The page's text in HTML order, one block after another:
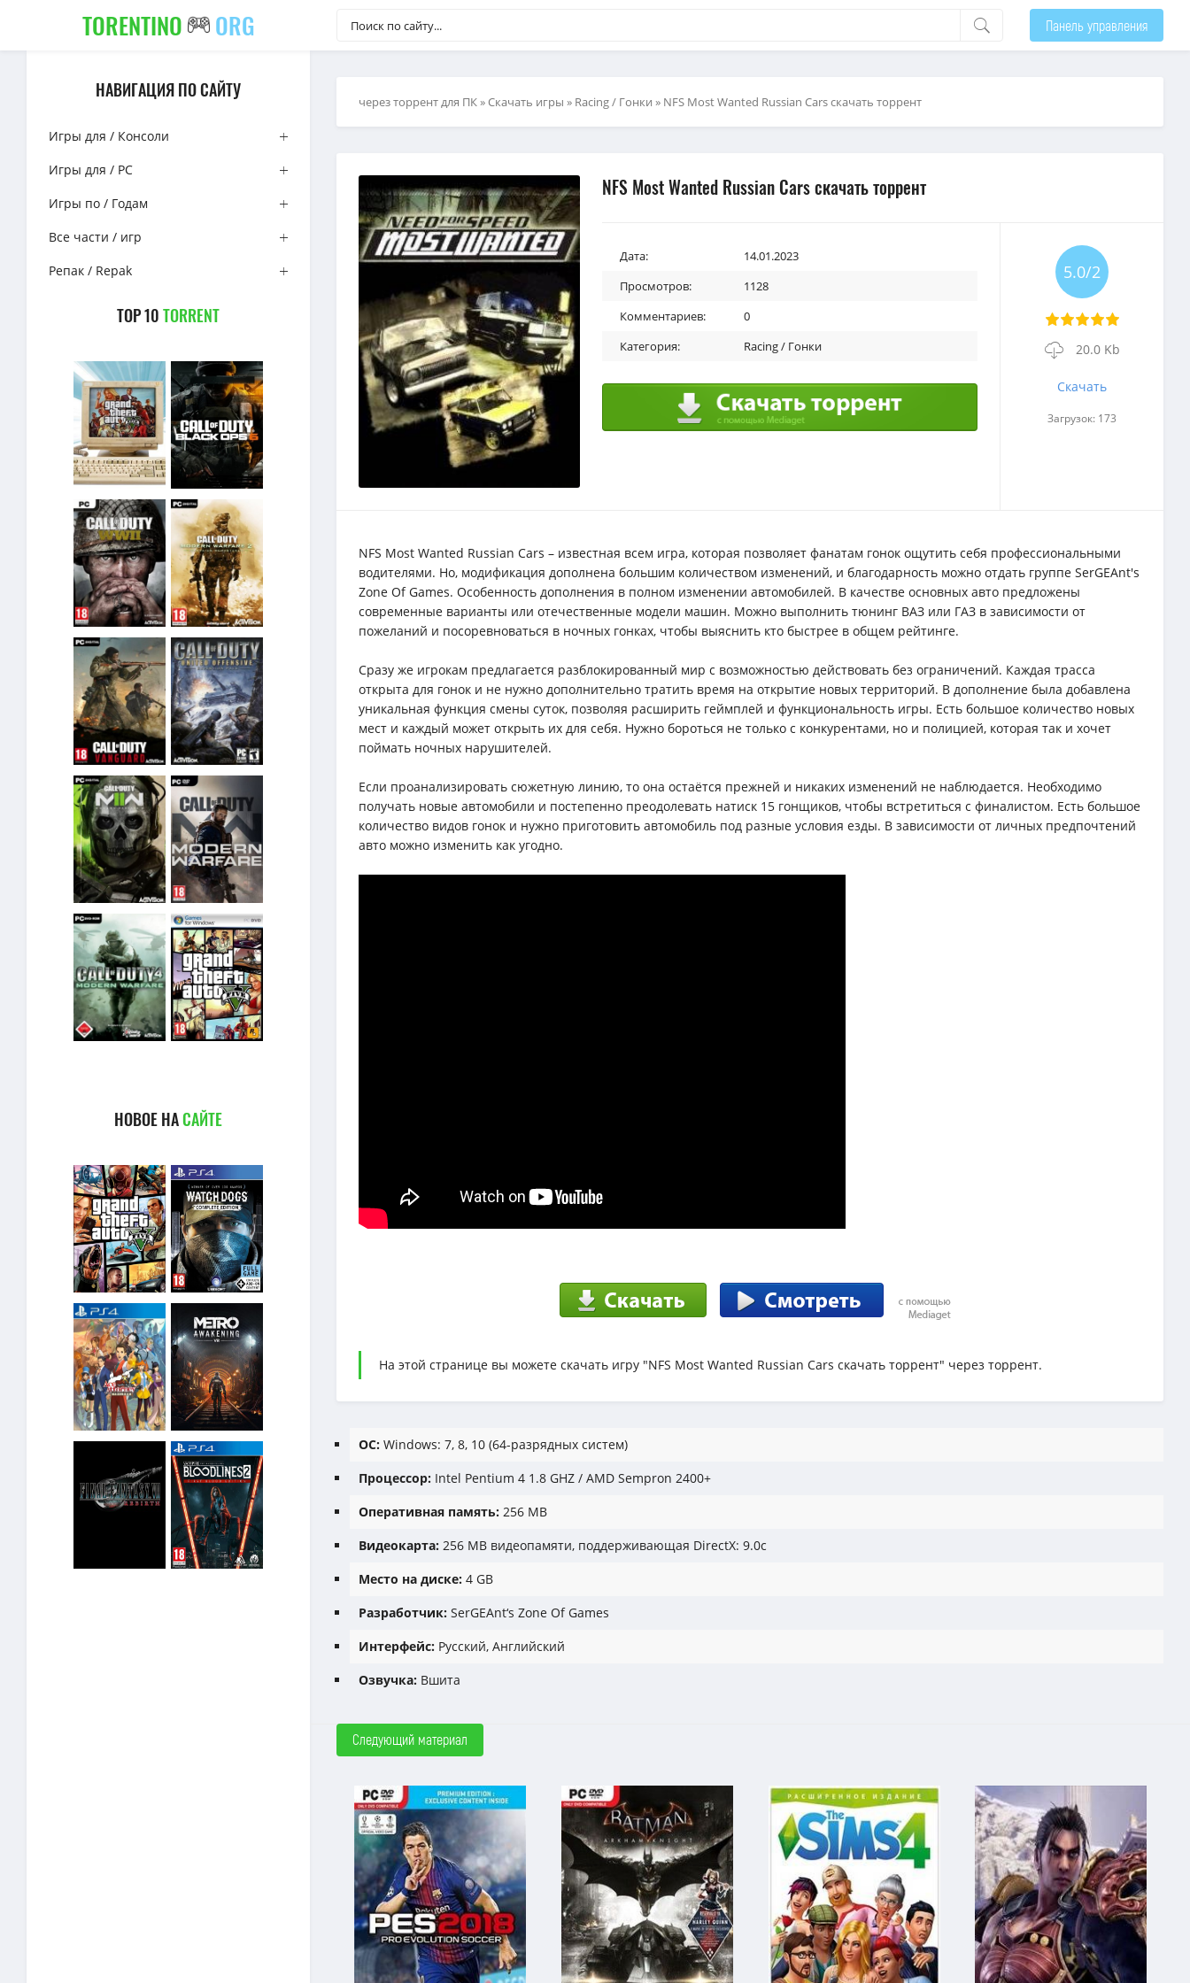
TORENTINO ORG Панель управления
НАВИГАЦИЯ ПО САЙТУ
Игры для / Консоли
Игры для / PC
Игры по / Годам
Все части / игр
Репак / Repak
TOP 10TORRENT
НОВОЕ НАСАЙТЕ
через торрент для ПК»Скачать игры » Racing / Гонки » NFS Most Wanted Russian Cars скачать торрент
NFS Most Wanted Russian Cars скачать торрент
Дата:
14.01.2023
Просмотров:
1128
Комментариев:
0
Категория:
Racing / Гонки
5.0/2
20.0 Kb
Скачать
Загрузок: 173
NFS Most Wanted Russian Cars – известная всем игра, которая позволяет фанатам гонок ощутить себя профессиональными
водителями. Но, модификация дополнена большим количеством изменений, и благодарность можно отдать группе SerGEAnt's
Zone Of Games. Особенность дополнения в полном изменении автомобилей. В качестве основных авто предложены
современные варианты или отечественные модели машин. Можно выполнить тюнинг ВАЗ или ГАЗ в зависимости от
пожеланий и посоревноваться в ночных гонках, чтобы выяснить кто быстрее в общем рейтинге.
Сразу же игрокам предлагается разблокированный мир с возможностью действовать без ограничений. Каждая трасса
открыта для гонок и не нужно дополнительно тратить время на открытие новых территорий. В дополнение была добавлена
уникальная функция смены суток, позволяя расширить геймплей и функциональность игры. Есть большое количество новых
мест и каждый может открыть их для себя. Нужно бороться не только с конкурентами, но и полицией, которая так и хочет
поймать ночных нарушителей.
Если проанализировать сюжетную линию, то она остаётся прежней и никаких изменений не наблюдается. Необходимо
получать новые автомобили и постепенно преодолевать натиск 15 гонщиков, чтобы встретиться с финалистом. Есть большое
количество видов гонок и нужно приготовить автомобиль под разные условия езды. В зависимости от личных предпочтений
авто можно изменить как угодно.
На этой странице вы можете скачать игру "NFS Most Wanted Russian Cars скачать торрент" через торрент.
ОС: Windows: 7, 8, 10 (64-разрядных систем)
Процессор: Intel Pentium 4 1.8 GHZ / AMD Sempron 2400+
Оперативная память: 256 MB
Видеокарта: 256 MB видеопамяти, поддерживающая DirectX: 9.0с
Место на диске: 4 GB
Разработчик: SerGEAnt‘s Zone Of Games
Интерфейс: Русский, Английский
Озвучка: Вшита
Следующий материал